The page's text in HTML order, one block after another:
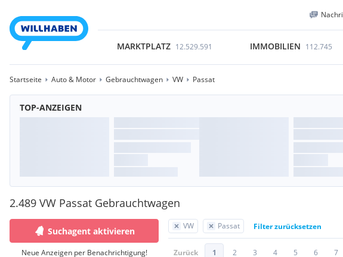
MARKTPLATZ 12.529.591 IMMOBILIEN 112.745
Startseite Auto & Motor Gebrauchtwagen VW Passat
TOP-ANZEIGEN
2.489 VW Passat Gebrauchtwagen
VW Passat Filter zurücksetzen
Zurück 1 2 3 4 5 6 7
Suchagent aktivieren
Neue Anzeigen per Benachrichtigung!